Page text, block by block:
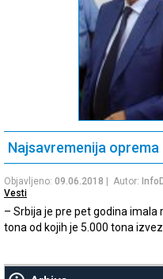
Najsavremenija
Objavljeno: 09.06.2018 | Autor:
Vesti
– Srbija je pre pet godina
tona od kojih je 5.000 tona